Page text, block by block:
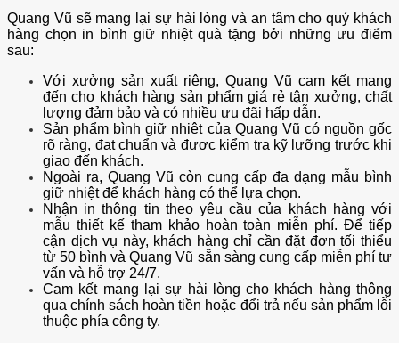
Quang Vũ sẽ mang lại sự hài lòng và an tâm cho quý khách
hàng chọn in bình giữ nhiệt quà tặng bởi những ưu điểm
sau:
Với xưởng sản xuất riêng, Quang Vũ cam kết mang
đến cho khách hàng sản phẩm giá rẻ tận xưởng, chất
lượng đảm bảo và có nhiều ưu đãi hấp dẫn.
Sản phẩm bình giữ nhiệt của Quang Vũ có nguồn gốc
rõ ràng, đạt chuẩn và được kiểm tra kỹ lưỡng trước khi
giao đến khách.
Ngoài ra, Quang Vũ còn cung cấp đa dạng mẫu bình
giữ nhiệt để khách hàng có thể lựa chọn.
Nhận in thông tin theo yêu cầu của khách hàng với
mẫu thiết kế tham khảo hoàn toàn miễn phí. Để tiếp
cận dịch vụ này, khách hàng chỉ cần đặt đơn tối thiểu
từ 50 bình và Quang Vũ sẵn sàng cung cấp miễn phí tư
vấn và hỗ trợ 24/7.
Cam kết mang lại sự hài lòng cho khách hàng thông
qua chính sách hoàn tiền hoặc đổi trả nếu sản phẩm lỗi
thuộc phía công ty.